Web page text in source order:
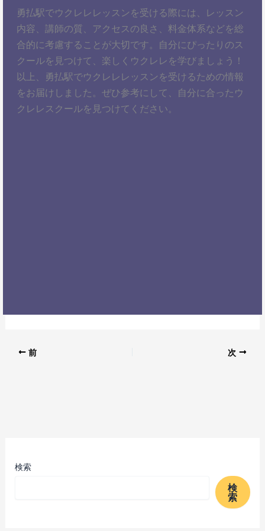
勇払駅でウクレレレッスンを受ける際には、レッスン
内容、講師の質、アクセスの良さ、料金体系などを総
合的に考慮することが大切です。自分にぴったりのス
クールを見つけて、楽しくウクレレを学びましょう！
以上、勇払駅でウクレレレッスンを受けるための情報
をお届けしました。ぜひ参考にして、自分に合ったウ
クレレスクールを見つけてください。
前 次
検索
検
索